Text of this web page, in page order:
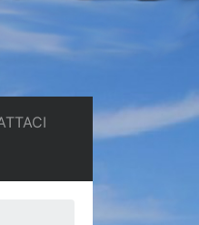
(current)